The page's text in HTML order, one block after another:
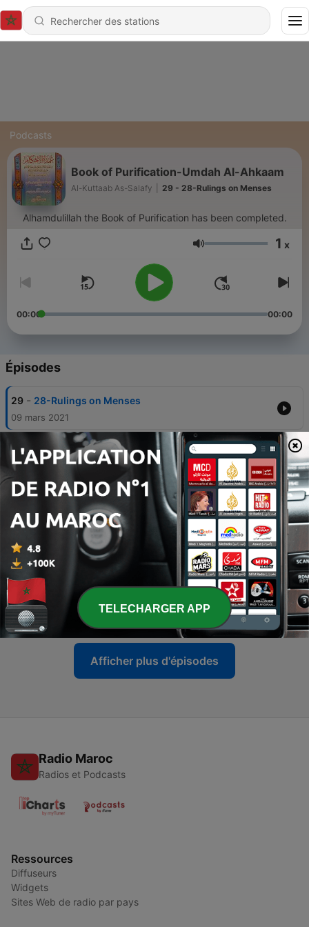
Podcasts
Book of Purification-Umdah Al-Ahkaam
Al-Kuttaab As-Salafy 29 - 28-Rulings on Menses
Alhamdulillah the Book of Purification has been completed.
Volume 1 x
00:00 00:00
Épisodes
29 - 28-Rulings on Menses
09 mars 2021
28 27-Chapter of Menses
08 mars 2021
27
26-Al-Muraaj’ah-Review and The Chapter of
Menses Intro.
08 mars 2021
26 - 25-The Chapter of At-Tayammum-From the
Specific Traits of the Prophet
08 mars 2021
- 24-The Chapter of At-Tatammum
08 mars 2021
Afficher plus d'épisodes
Radio Maroc
Radios et Podcasts
Ressources
Diffuseurs
Widgets
Sites Web de radio par pays
TELECHARGER APP